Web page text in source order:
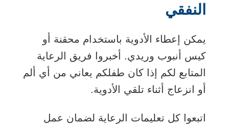
النفقي
يمكن إعطاء الأدوية باستخدام محقنة أو
كيس أنبوب وريدي. أخبروا فريق الرعاية
المتابع لكم إذا كان طفلكم يعاني من أي ألم
أو انزعاج أثناء تلقي الأدوية.
اتبعوا كل تعليمات الرعاية لضمان عمل